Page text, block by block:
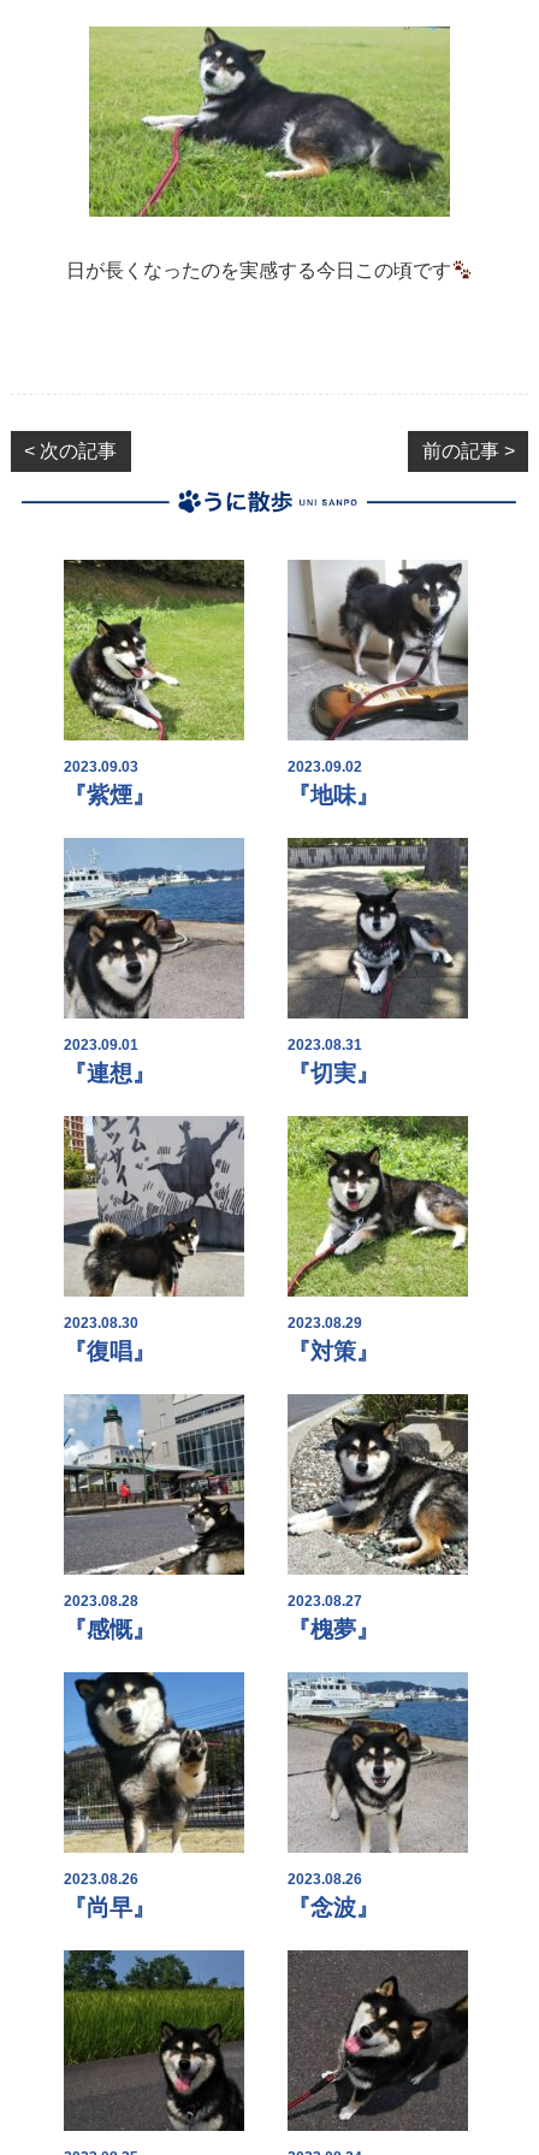
日が長くなったのを実感する今日この頃です
< 次の記事 前の記事 >
2023.09.03
『紫煙』
2023.09.02
『地味』
2023.09.01
『連想』
2023.08.31
『切実』
2023.08.30
『復唱』
2023.08.29
『対策』
2023.08.28
『感慨』
2023.08.27
『槐夢』
2023.08.26
『尚早』
2023.08.26
『念波』